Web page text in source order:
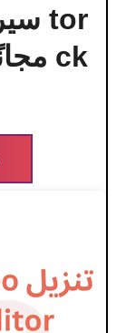
ck مجانًا مدى الحياة